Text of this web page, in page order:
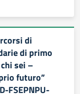
di
di primo
sei –
futuro”
FSEPNPU-